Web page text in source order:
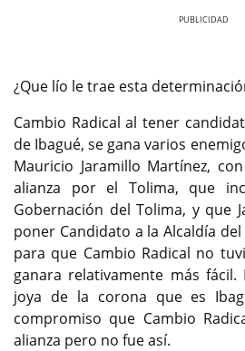
¿Que lío le trae esta
Cambio Radical al tener
de Ibagué, se gana varios
Mauricio Jaramillo Martínez,
alianza por el Tolima, que
Gobernación del Tolima, y que
poner Candidato a la Alcaldía
para que Cambio Radical no
ganara relativamente más
joya de la corona que es
compromiso que Cambio
alianza pero no fue así.